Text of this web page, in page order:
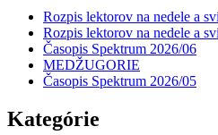
Rozpis lektorov na nedele a
Rozpis lektorov na nedele a
Časopis Spektrum 2026/06
MEDŽUGORIE
Časopis Spektrum 2026/05
Kategórie